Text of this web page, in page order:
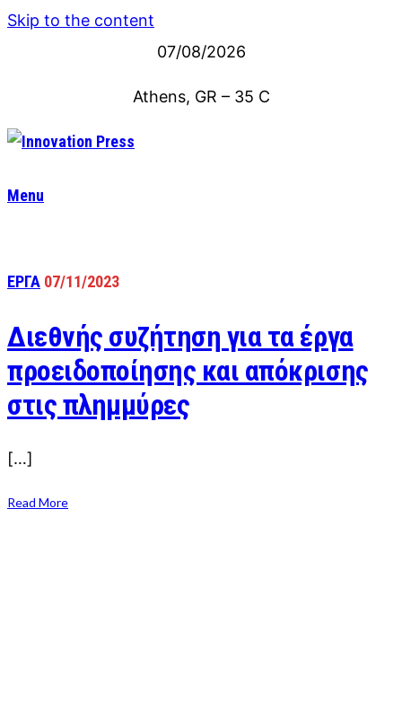
Skip to the content
07/08/2026
Athens, GR – 35 C
Menu
ΕΡΓΑ 07/11/2023
Διεθνής συζήτηση για τα έργα
προειδοποίησης και απόκρισης
στις πλημμύρες
[…]
Read More